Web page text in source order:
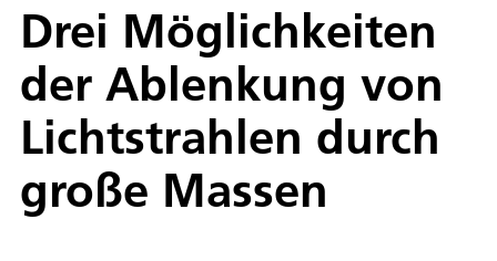
Drei Möglichkeiten
der Ablenkung von
Lichtstrahlen durch
große Massen